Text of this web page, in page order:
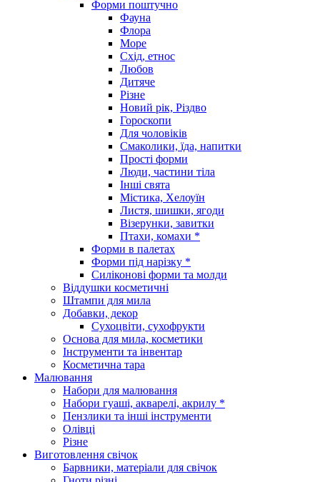
Форми поштучно
Фауна
Флора
Море
Схід, етнос
Любов
Дитяче
Різне
Новий рік, Різдво
Гороскопи
Для чоловіків
Смаколики, їда, напитки
Прості форми
Люди, частини тіла
Інші свята
Містика, Хелоуїн
Листя, шишки, ягоди
Візерунки, завитки
Птахи, комахи *
Форми в палетах
Форми під нарізку *
Силіконові форми та молди
Віддушки косметичні
Штампи для мила
Добавки, декор
Сухоцвіти, сухофрукти
Основа для мила, косметики
Інструменти та інвентар
Косметична тара
Малювання
Набори для малювання
Набори гуаші, акварелі, акрилу *
Пензлики та інші інструменти
Олівці
Різне
Виготовлення свічок
Барвники, матеріали для свічок